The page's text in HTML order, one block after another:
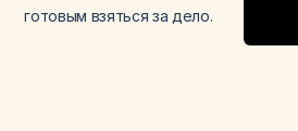
готовым взяться за дело.